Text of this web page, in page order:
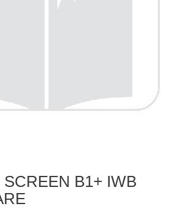
B1+ IWB